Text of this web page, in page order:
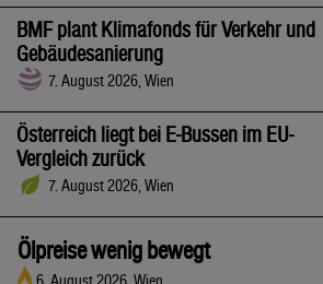
BMF plant Klimafonds für Verkehr und
Gebäudesanierung
7. August 2026, Wien
Österreich liegt bei E-Bussen im EU-
Vergleich zurück
7. August 2026, Wien
Ölpreise wenig bewegt